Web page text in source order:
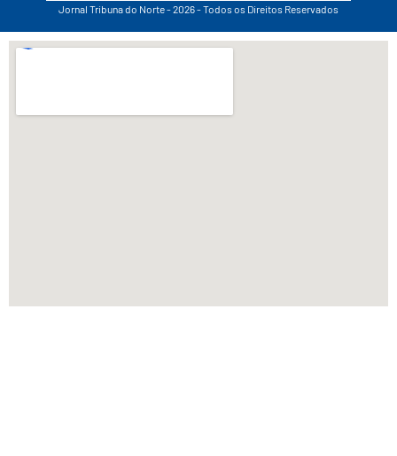
Jornal Tribuna do Norte - 2026 - Todos os Direitos Reservados